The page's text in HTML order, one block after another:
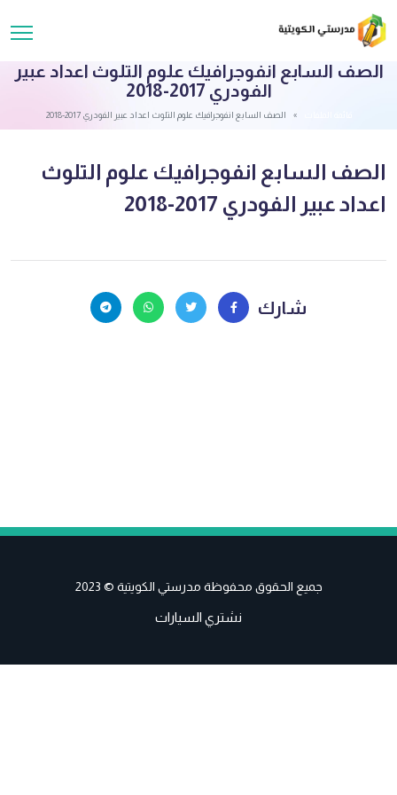
الصف السابع انفوجرافيك علوم التلوث اعداد عبير
الفودري 2017-2018
الصف السابع انفوجرافيك علوم التلوث اعداد عبير الفودري 2017-2018
الصف السابع انفوجرافيك علوم التلوث
اعداد عبير الفودري 2017-2018
شارك
جميع الحقوق محفوظة مدرستي الكويتية © 2023
نشتري السيارات